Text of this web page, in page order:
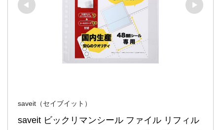
saveit（セイブイット）
saveit ビックリマンシール ファイル リフィル